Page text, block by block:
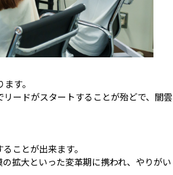
す。
ードがスタートすることが殆どで、闇雲
ことが出来ます。
拡大といった変革期に携われ、やりがい